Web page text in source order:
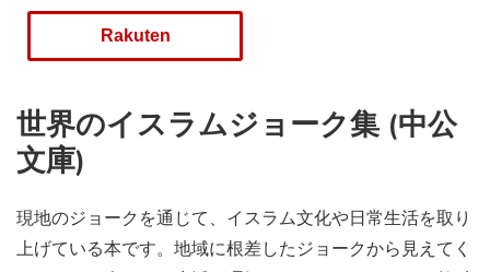
Rakuten
世界のイスラムジョーク集 (中公
文庫)
現地のジョークを通じて、イスラム文化や日常生活を取り
上げている本です。地域に根差したジョークから見えてく